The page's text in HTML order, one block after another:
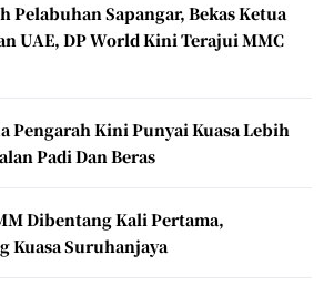
Pelabuhan Sapangar, Bekas Ketua
UAE, DP World Kini Terajui MMC
Pengarah Kini Punyai Kuasa Lebih
Padi Dan Beras
Dibentang Kali Pertama,
Kuasa Suruhanjaya